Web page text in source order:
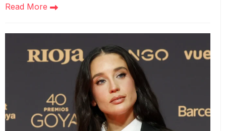
Read More